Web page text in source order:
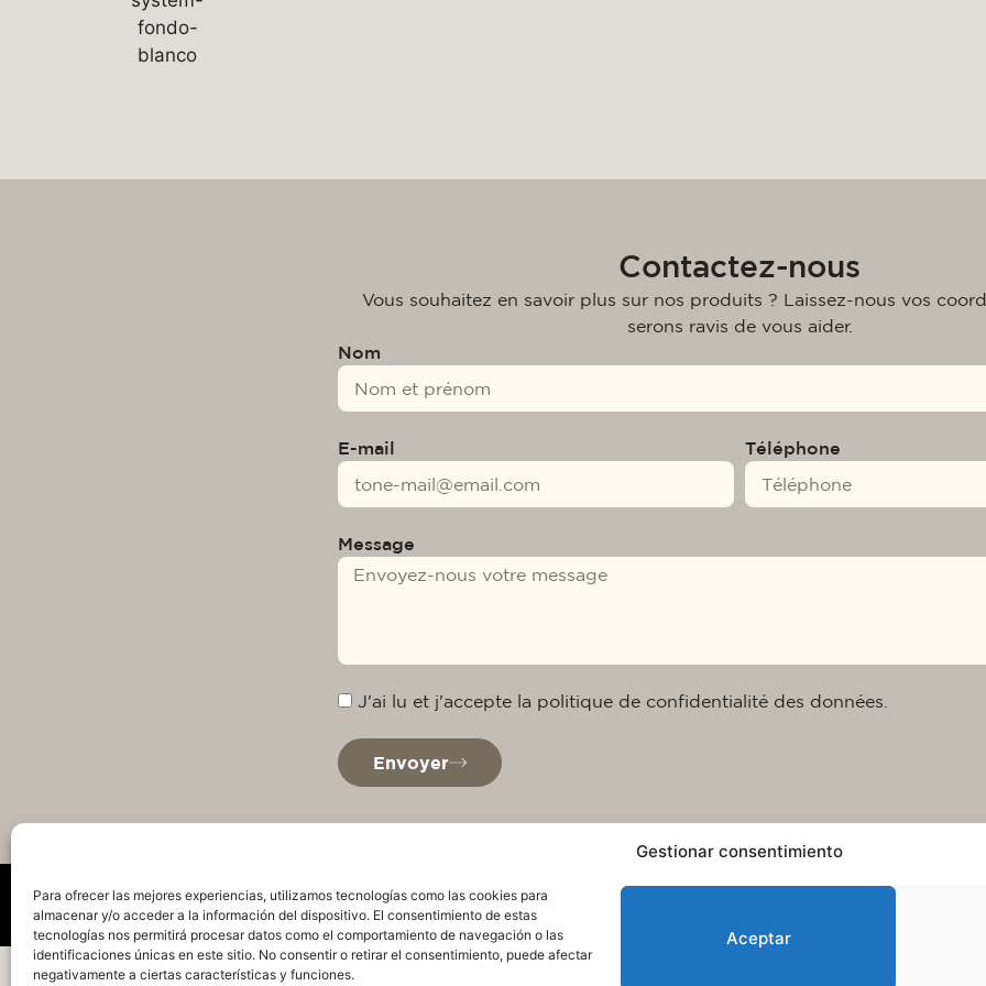
Gestionar consentimiento
Para ofrecer las mejores experiencias, utilizamos tecnologías como las cookies para
almacenar y/o acceder a la información del dispositivo. El consentimiento de estas
tecnologías nos permitirá procesar datos como el comportamiento de navegación o las
identificaciones únicas en este sitio. No consentir o retirar el consentimiento, puede afectar
negativamente a ciertas características y funciones.
Aceptar
Contactez-nous
Vous souhaitez en savoir plus sur nos produits ? Laissez-nous vos
serons ravis de vous aider.
Nom
E-mail Téléphone
Message
J'ai lu et j'accepte la politique de confidentialité des données.
Envoyer
Politique de confidentialitéAvis juridique Politique en matière de cookies